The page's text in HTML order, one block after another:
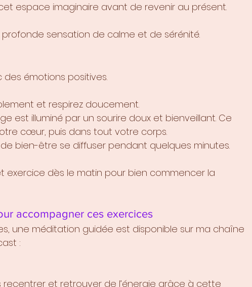
espace imaginaire avant de revenir au présent.
profonde sensation de calme et de sérénité.
émotions positives.
et respirez doucement.
est illuminé par un sourire doux et bienveillant. Ce
cœur, puis dans tout votre corps.
bien-être se diffuser pendant quelques minutes.
exercice dès le matin pour bien commencer la
accompagner ces exercices
une méditation guidée est disponible sur ma chaîne
:
recentrer et retrouver de l’énergie grâce à cette